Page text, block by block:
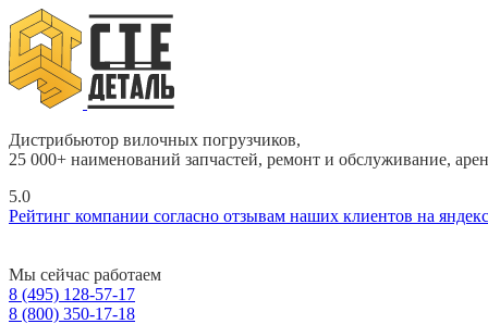
Дистрибьютор вилочных погрузчиков,
25 000+ наименований запчастей, ремонт и обслуживание,
5.0
Рейтинг компании согласно отзывам наших клиентов на яндекс
Мы сейчас работаем
8 (495) 128-57-17
8 (800) 350-17-18